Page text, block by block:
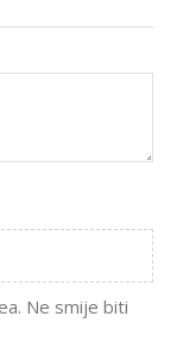
Ne smije biti